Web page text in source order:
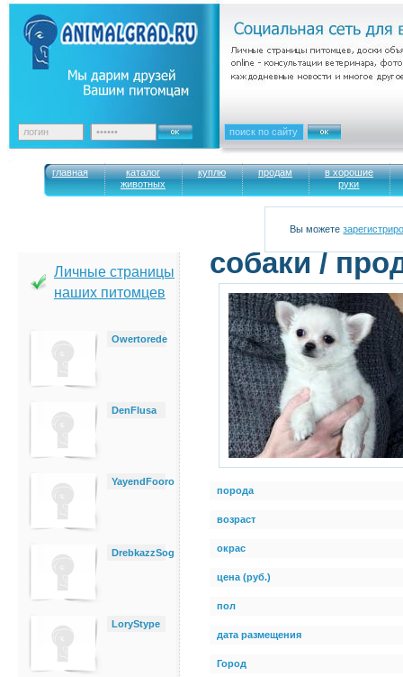
главная
каталог
животных
куплю продам
в хорошие
руки
Вы можете
Личные страницы
наших питомцев
Owertorede
DenFlusa
YayendFooro
DrebkazzSog
LoryStype
cобаки /
порода
возраст
окрас
цена (руб.)
пол
дата размещения
Город